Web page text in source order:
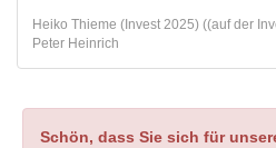
Heiko Thieme (Invest 2025) ((auf der
Peter Heinrich
Schön, dass Sie sich für